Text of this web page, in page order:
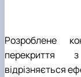
Розроблене
перекриття
відрізняється